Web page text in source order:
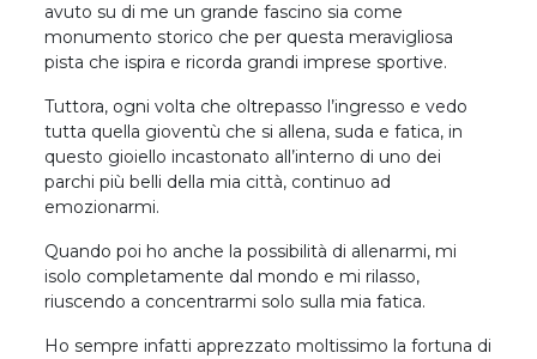
avuto su di me un grande fascino sia come
monumento storico che per questa meravigliosa
pista che ispira e ricorda grandi imprese sportive.
Tuttora, ogni volta che oltrepasso l’ingresso e vedo
tutta quella gioventù che si allena, suda e fatica, in
questo gioiello incastonato all’interno di uno dei
parchi più belli della mia città, continuo ad
emozionarmi.
Quando poi ho anche la possibilità di allenarmi, mi
isolo completamente dal mondo e mi rilasso,
riuscendo a concentrarmi solo sulla mia fatica.
Ho sempre infatti apprezzato moltissimo la fortuna di